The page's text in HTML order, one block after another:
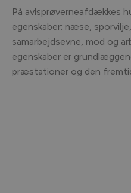
På avlsprøverneafdækkes
egenskaber: næse,
samarbejdsevne, mod og
egenskaber er
præstationer og den